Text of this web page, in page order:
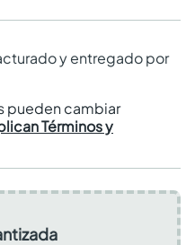
y entregado por
pueden cambiar
Términos y